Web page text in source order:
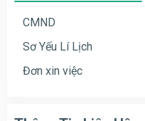
CMND
Sơ Yếu Lí Lịch
Đơn xin việc